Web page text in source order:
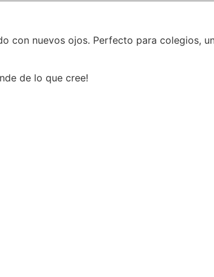
con nuevos ojos. Perfecto para colegios,
de lo que cree!